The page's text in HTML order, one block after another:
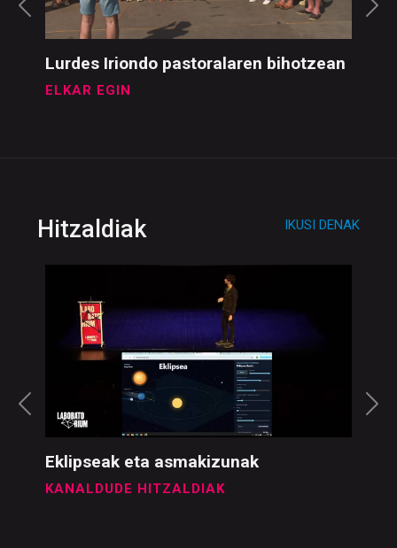
Lurdes Iriondo pastoralaren bihotzean
ELKAR EGIN
Hitzaldiak IKUSI DENAK
Eklipseak eta asmakizunak
KANALDUDE HITZALDIAK